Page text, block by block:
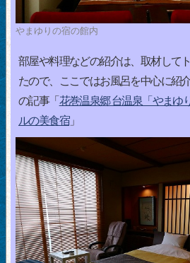
やまゆりの宿の館内
部屋や料理などの紹介は、取材して
たので、ここではお風呂を中心に紹
の記事「 花巻温泉郷 台温泉「やまゆ
ルの美食宿」